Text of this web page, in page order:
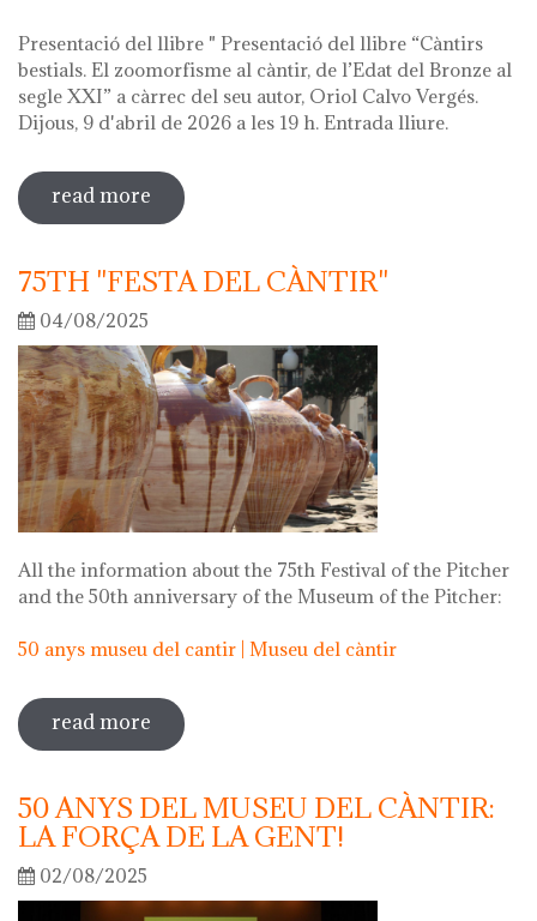
Presentació del llibre " Presentació del llibre “Càntirs
bestials. El zoomorfisme al càntir, de l’Edat del Bronze al
segle XXI” a càrrec del seu autor, Oriol Calvo Vergés.
Dijous, 9 d'abril de 2026 a les 19 h. Entrada lliure.
read more sobre hola ceràmica! 2026
75TH "FESTA DEL CÀNTIR"
04/08/2025
All the information about the 75th Festival of the Pitcher
and the 50th anniversary of the Museum of the Pitcher:
50 anys museu del cantir | Museu del càntir
read more sobre 75th "festa del càntir"
50 ANYS DEL MUSEU DEL CÀNTIR:
LA FORÇA DE LA GENT!
02/08/2025